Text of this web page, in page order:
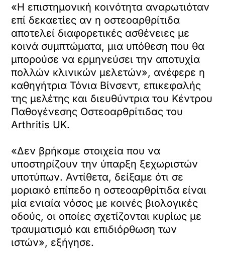
«Η επιστημονική κοινότητα αναρωτιόταν
επί δεκαετίες αν η οστεοαρθρίτιδα
αποτελεί διαφορετικές ασθένειες με
κοινά συμπτώματα, μια υπόθεση που θα
μπορούσε να ερμηνεύσει την αποτυχία
πολλών κλινικών μελετών», ανέφερε η
καθηγήτρια Τόνια Βίνσεντ, επικεφαλής
της μελέτης και διευθύντρια του Κέντρου
Παθογένεσης Οστεοαρθρίτιδας του
Arthritis UK.
«Δεν βρήκαμε στοιχεία που να
υποστηρίζουν την ύπαρξη ξεχωριστών
υποτύπων. Αντίθετα, δείξαμε ότι σε
μοριακό επίπεδο η οστεοαρθρίτιδα είναι
μία ενιαία νόσος με κοινές βιολογικές
οδούς, οι οποίες σχετίζονται κυρίως με
τραυματισμό και επιδιόρθωση των
ιστών», εξήγησε.